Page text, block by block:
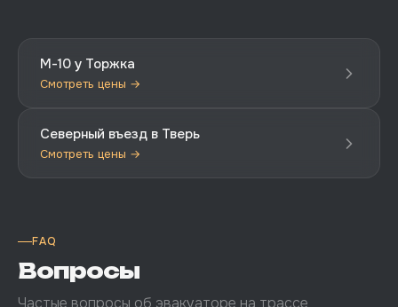
М-10 у Торжка
Смотреть цены →
Северный въезд в Тверь
Смотреть цены →
FAQ
Вопросы
Частые вопросы об эвакуаторе на трассе